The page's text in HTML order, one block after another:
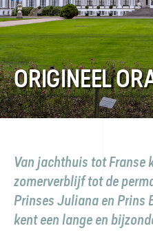
ORIGINEEL
Van jachthuis tot Franse
zomerverblijf tot de
Prinses Juliana en Prins
kent een lange en